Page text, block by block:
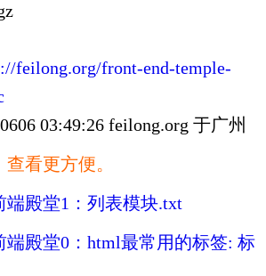
feilong.org/front-end-temple-
03:49:26 feilong.org 于广州
看更方便。
端殿堂1：列表模块.txt
端殿堂0：html最常用的标签: 标